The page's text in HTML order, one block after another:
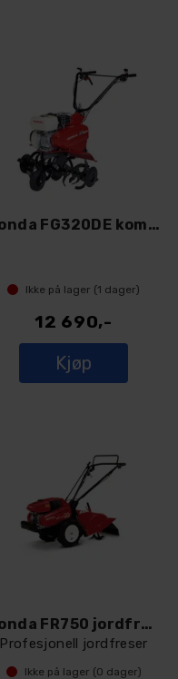
Honda FG320DE kompakt jordfreser
Ikke på lager (1 dager)
12 690,-
Kjøp
Honda FR750 jordfreser
Profesjonell jordfreser
Ikke på lager (0 dager)